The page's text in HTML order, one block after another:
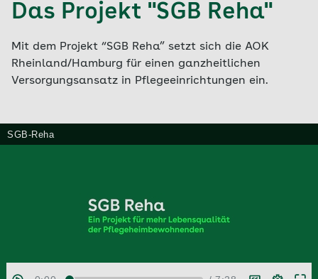
Das Projekt "SGB Reha"
Mit dem Projekt “SGB Reha” setzt sich die AOK
Rheinland/Hamburg für einen ganzheitlichen
Versorgungsansatz in Pflegeeinrichtungen ein.